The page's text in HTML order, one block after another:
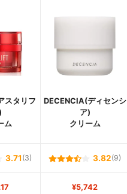
スタリフ
ム
DECENCIA(ディセンシ
ア)
クリーム
3.71 (3) 3.82(9)
¥5,742